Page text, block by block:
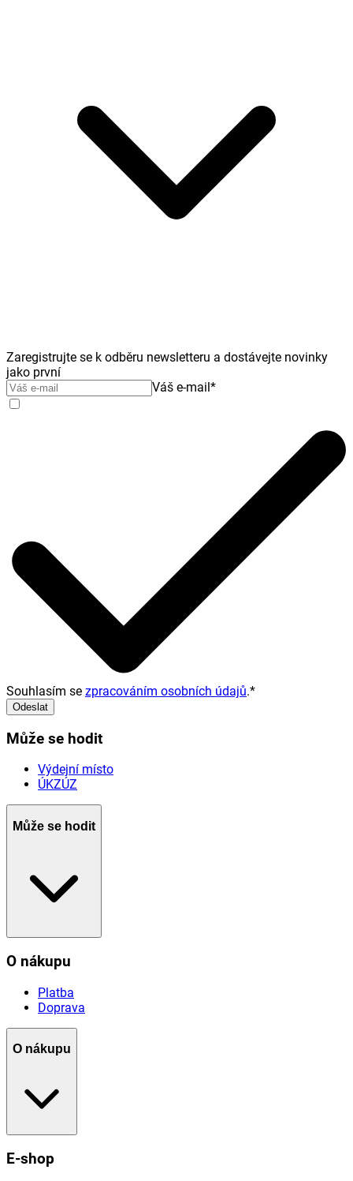
Zaregistrujte se k odběru newsletteru a dostávejte novinky
jako první
Váš e-mail *
Souhlasím se zpracováním osobních údajů.*
Odeslat
Může se hodit
Výdejní místo
ÚKZÚZ
Může se hodit
O nákupu
Platba
Doprava
O nákupu
E-shop